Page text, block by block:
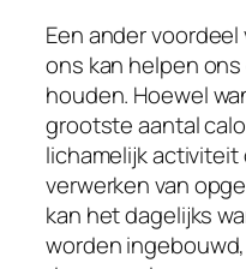
Een ander
ons kan helpen
houden. Hoewel
grootste aantal
lichamelijk
verwerken van
kan het dagelijks
worden